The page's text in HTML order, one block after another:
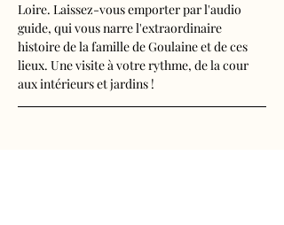
Loire. Laissez-vous emporter par l'audio
guide, qui vous narre l'extraordinaire
histoire de la famille de Goulaine et de ces
lieux. Une visite à votre rythme, de la cour
aux intérieurs et jardins !